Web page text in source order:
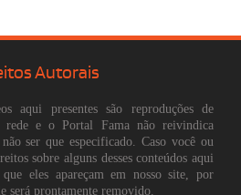
Autorais
aqui presentes são reproduções de
rede e o Portal Fama não reivindica
ser que especificado. Caso você ou
sobre alguns desses conteúdos aqui
eles apareçam em nosso site, por
será prontamente removido.